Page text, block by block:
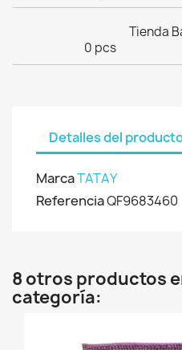
Tienda
0 pcs
Detalles del
MarcaTATAY
ReferenciaQF9683460
8 otros productos
categoría: